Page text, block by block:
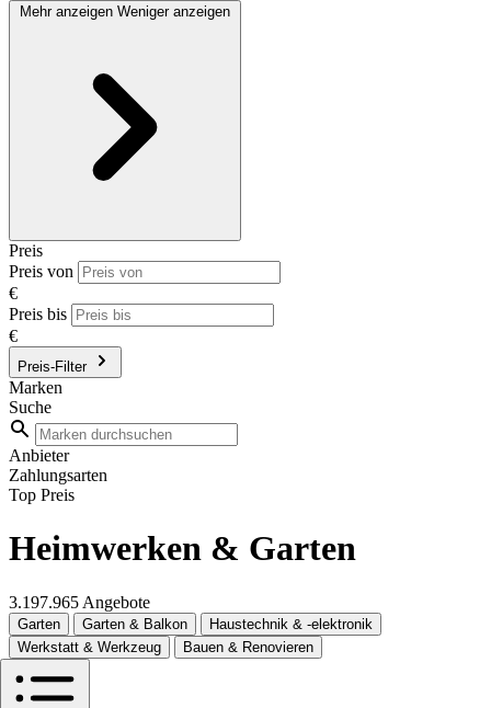
Mehr anzeigen Weniger anzeigen
Preis
Preis von
€
Preis bis
€
Preis-Filter
Marken
Suche
Anbieter
Zahlungsarten
Top Preis
Heimwerken & Garten
3.197.965 Angebote
Garten Garten & Balkon
Haustechnik & -elektronik
Werkstatt & Werkzeug
Bauen & Renovieren